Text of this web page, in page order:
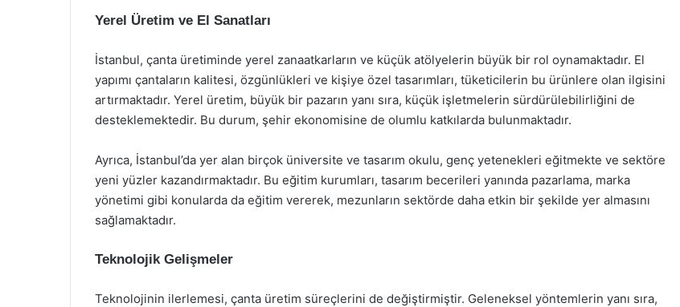
Yerel Üretim ve El Sanatları
İstanbul, çanta üretiminde yerel zanaatkarların ve küçük atölyelerin büyük bir rol oynamaktadır. El
yapımı çantaların kalitesi, özgünlükleri ve kişiye özel tasarımları, tüketicilerin bu ürünlere olan ilgisini
artırmaktadır. Yerel üretim, büyük bir pazarın yanı sıra, küçük işletmelerin sürdürülebilirliğini de
desteklemektedir. Bu durum, şehir ekonomisine de olumlu katkılarda bulunmaktadır.
Ayrıca, İstanbul’da yer alan birçok üniversite ve tasarım okulu, genç yetenekleri eğitmekte ve sektöre
yeni yüzler kazandırmaktadır. Bu eğitim kurumları, tasarım becerileri yanında pazarlama, marka
yönetimi gibi konularda da eğitim vererek, mezunların sektörde daha etkin bir şekilde yer almasını
sağlamaktadır.
Teknolojik Gelişmeler
Teknolojinin ilerlemesi, çanta üretim süreçlerini de değiştirmiştir. Geleneksel yöntemlerin yanı sıra,